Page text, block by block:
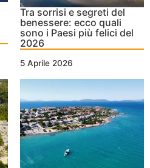
Tra sorrisi e segreti del
benessere: ecco quali
sono i Paesi più felici del
2026
5 Aprile 2026